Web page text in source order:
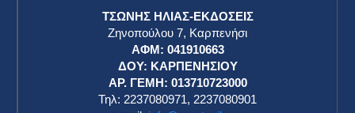
ΤΣΩΝΗΣ ΗΛΙΑΣ-ΕΚΔΟΣΕΙΣ
Ζηνοπούλου 7, Καρπενήσι
ΑΦΜ: 041910663
ΔΟΥ: ΚΑΡΠΕΝΗΣΙΟΥ
ΑΡ. ΓΕΜΗ: 013710723000
Τηλ: 2237080971, 2237080901